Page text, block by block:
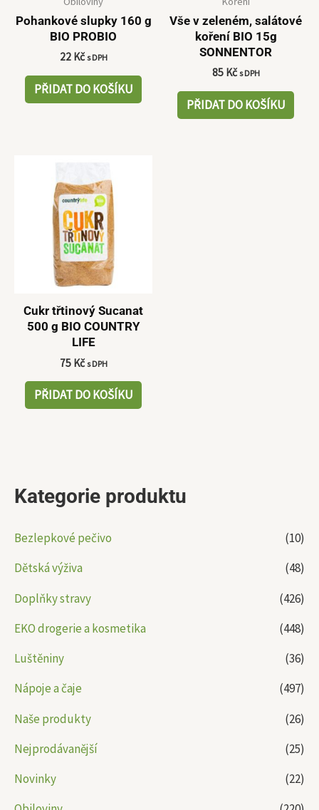
Kategorie produktu
Bezlepkové pečivo
(10)
Dětská výživa
(48)
Doplňky stravy
(426)
EKO drogerie a kosmetika
(448)
Luštěniny
(36)
Nápoje a čaje
(497)
Naše produkty
(26)
Nejprodávanější
(25)
Novinky
(22)
Pohankové slupky 160 g
BIO PROBIO
22 Kč s DPH
PŘIDAT DO KOŠÍKU
Vše v zeleném, salátové
koření BIO 15g
SONNENTOR
85 Kč s DPH
PŘIDAT DO KOŠÍKU
Cukr třtinový Sucanat
500 g BIO COUNTRY
LIFE
75 Kč s DPH
PŘIDAT DO KOŠÍKU